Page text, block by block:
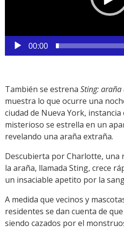
00:00
También se estrena Sting: araña
muestra lo que ocurre una
ciudad de Nueva York,
misterioso se estrella en un
revelando una araña extraña.
Descubierta por Charlotte, una
la araña, llamada Sting, crece
un insaciable apetito por la
A medida que vecinos y
residentes se dan cuenta de
siendo cazados por el